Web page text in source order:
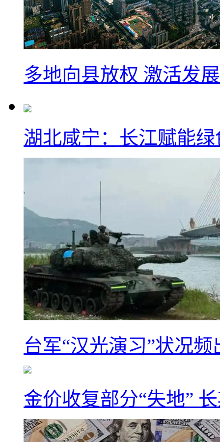
多地向县放权 激活发
湖北咸宁：长江赋能
台军“汉光演习”状况
金价收复部分“失地”